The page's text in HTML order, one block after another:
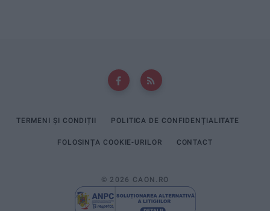
TERMENI ȘI CONDIȚII POLITICA DE CONFIDENȚIALITATE
FOLOSINȚA COOKIE-URILOR CONTACT
© 2026 CAON.RO